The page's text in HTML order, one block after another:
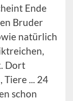
Ende
Bruder
natürlich
Dort
Tiere ... 24
schon